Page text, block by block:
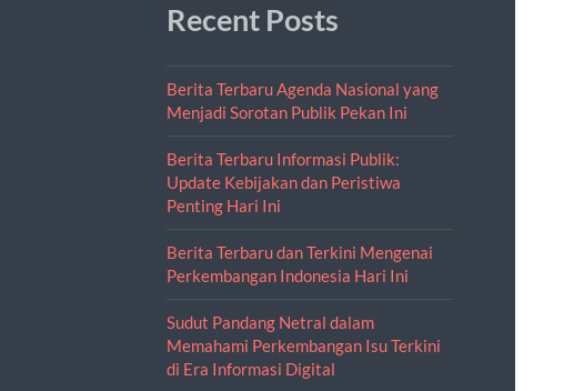
Recent Posts
Berita Terbaru Agenda Nasional yang
Menjadi Sorotan Publik Pekan Ini
Berita Terbaru Informasi Publik:
Update Kebijakan dan Peristiwa
Penting Hari Ini
Berita Terbaru dan Terkini Mengenai
Perkembangan Indonesia Hari Ini
Sudut Pandang Netral dalam
Memahami Perkembangan Isu Terkini
di Era Informasi Digital